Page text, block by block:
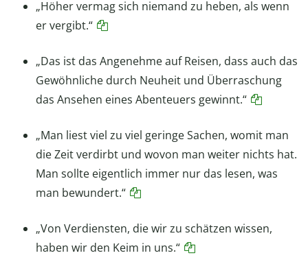
„Höher vermag sich niemand zu heben, als wenn
er vergibt.“
„Das ist das Angenehme auf Reisen, dass auch das
Gewöhnliche durch Neuheit und Überraschung
das Ansehen eines Abenteuers gewinnt.“
„Man liest viel zu viel geringe Sachen, womit man
die Zeit verdirbt und wovon man weiter nichts hat.
Man sollte eigentlich immer nur das lesen, was
man bewundert.“
„Von Verdiensten, die wir zu schätzen wissen,
haben wir den Keim in uns.“